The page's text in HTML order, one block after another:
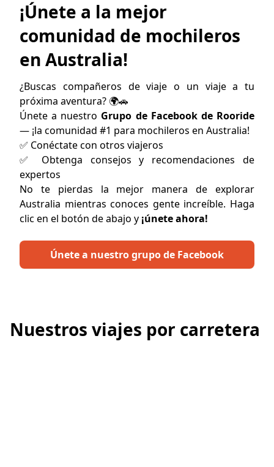
¡Únete a la mejor
comunidad de mochileros
en Australia!
¿Buscas compañeros de viaje o un viaje a tu
próxima aventura? 🌍🚗
Únete a nuestro Grupo de Facebook de Rooride
— ¡la comunidad #1 para mochileros en Australia!
✅ Conéctate con otros viajeros
✅ Obtenga consejos y recomendaciones de
expertos
No te pierdas la mejor manera de explorar
Australia mientras conoces gente increíble. Haga
clic en el botón de abajo y ¡únete ahora!
Únete a nuestro grupo de Facebook
Nuestros viajes por carretera